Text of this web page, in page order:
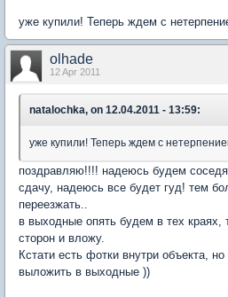
уже купили! Теперь ждем с
olhade
12 Apr 2011
natalochka, on 12.04.2011 - 13:59:
уже купили! Теперь ждем с
поздравляю!!!! надеюсь будем
сдачу, надеюсь все будет гуд! тем
переезжать..
в выходные опять будем в тех краях,
сторон и вложу.
Кстати есть фотки внутри объекта,
выложить в выходные ))